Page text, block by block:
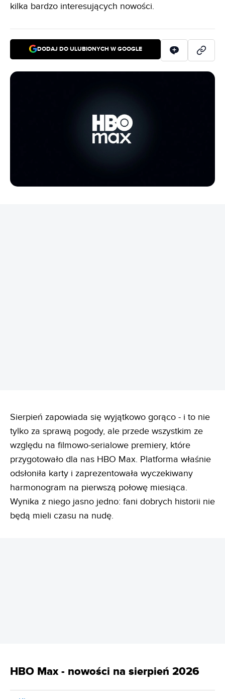
kilka bardzo interesujących nowości.
DODAJ DO ULUBIONYCH W GOOGLE
Sierpień zapowiada się wyjątkowo gorąco - i to nie
tylko za sprawą pogody, ale przede wszystkim ze
względu na filmowo-serialowe premiery, które
przygotowało dla nas HBO Max. Platforma właśnie
odsłoniła karty i zaprezentowała wyczekiwany
harmonogram na pierwszą połowę miesiąca.
Wynika z niego jasno jedno: fani dobrych historii nie
będą mieli czasu na nudę.
HBO Max - nowości na sierpień 2026